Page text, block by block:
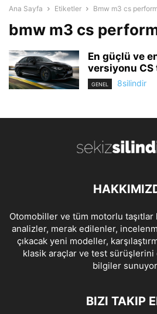
Ana Sayfa Etiketler Bmw m3 cs
bmw m3 cs
En güçlü ve
versiyonu CS
GENEL 8silindir
Otomobiller ve tüm motorlu taşıtlar
analizler, merak edilenler,
çıkacak yeni modeller,
klasik araçlar ve test
bilgiler
BIZI TAKIP